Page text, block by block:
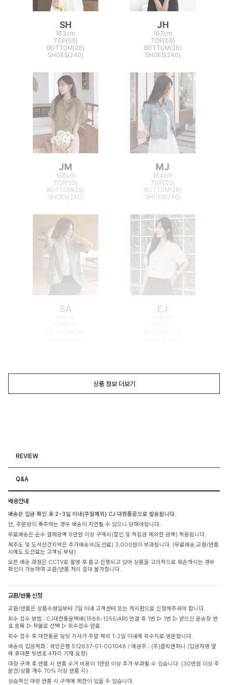
SH
163cm
TOP(55)
BOTTOM(26)
SHOES(240)
JH
167cm
TOP(55)
BOTTOM(26)
SHOES(240)
JM
166cm
TOP(55)
BOTTOM(25)
SHOES(240)
MJ
164cm
TOP(55)
BOTTOM(26)
SHOES(240)
SA EJ
상품 정보 더보기
REVIEW
Q&A
배송안내
배송은 입금 확인 후 2~3일 이내(주말제외) CJ 대한통운으로 발송됩니다.
단, 주문량이 폭주하는 경우 배송이 지연될 수 있으니 양해바랍니다.
무료배송은 순수 결제금액 6만원 이상 구매시(할인 및 적립금 제외한 금액) 적용됩니다.
제주도 및 도서산간지역은 추가배송비(도선료) 3,000원이 부과됩니다. (무료배송,교환/반품
시에도 도선료는 고객님 부담)
모든 배송 과정은 CCTV로 촬영 후 출고 진행되고 있어 상품을 고의적으로 훼손하시는 경우
확인이 가능하며 교환/반품 처리 절대 불가합니다.
교환/반품 신청
교환/반품은 상품수령일부터 7일 이내 고객센터 또는 게시판으로 신청해주셔야 합니다.
회수 접수 방법 : CJ대한통운택배(1588-1255)ARS 연결 후 1번 ▷ 1번 ▷ 받으신 운송장 번
호 등록 ▷ 착불로 선택 ▷ 회수접수 완료
회수 접수 후 대한통운 담당 기사가 주말 제외 1-2일 이내에 회수지로 방문합니다.
배송비 입금계좌 : 국민은행 512637-01-001048 / 예금주 : (주)클릭앤퍼니 (입금자명 옆
에 휴대폰 뒷번호 4자리 기재 요청)
대량 구매 후 반품 시 반품 수거 비용이 1만원 이상 추가 부과될 수 있습니다. (30만원 이상 주
문건/상품 개수 70% 이상 반품 시)
상습적인 대량 반품 시 구매에 제한이 있을 수 있습니다.